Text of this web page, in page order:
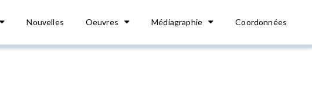
Nouvelles Oeuvres Médiagraphie Coordonnées